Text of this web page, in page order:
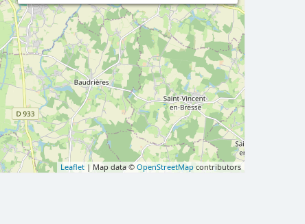
Leaflet | Map data © OpenStreetMap contributors